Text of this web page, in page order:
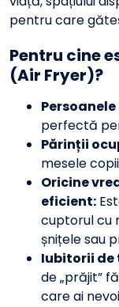
pentru care
Pentru cine
(Air Fryer)?
perfectă
Părinții
mesele
Oricine
eficient:
cuptorul cu
șnițele sau
Iubitorii de
de „prăjit”
care ai